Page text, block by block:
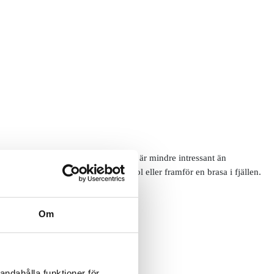
Om
utifrån sin placering, då den är mindre intressant än
något hotell, vid kanten på en pool eller framför en brasa i fjällen.